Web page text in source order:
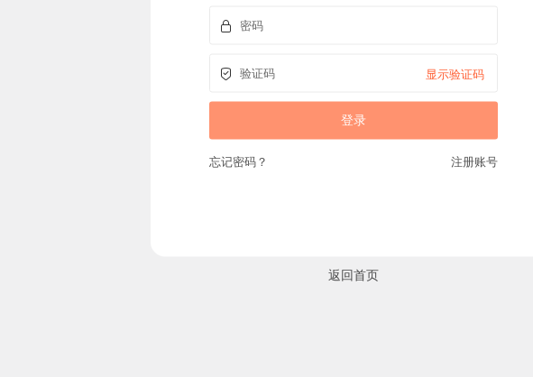
显示验证码
忘记密码？ 注册账号
返回首页